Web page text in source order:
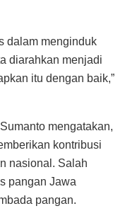
dalam menginduk
diarahkan menjadi
itu dengan baik,”
mengatakan,
kontribusi
nasional. Salah
pangan Jawa
pangan.